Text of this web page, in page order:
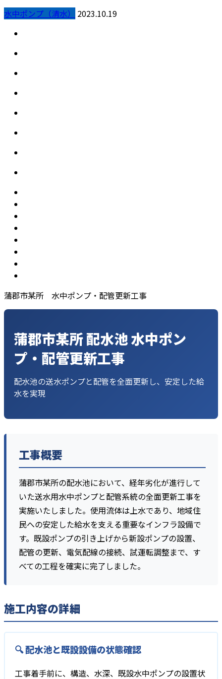
水中ポンプ（清水）
2023.10.19
蒲郡市某所 水中ポンプ・配管更新工事
蒲郡市某所 配水池 水中ポン
プ・配管更新工事
配水池の送水ポンプと配管を全面更新し、安定した給
水を実現
工事概要
蒲郡市某所の配水池において、経年劣化が進行して
いた送水用水中ポンプと配管系統の全面更新工事を
実施いたしました。使用流体は上水であり、地域住
民への安定した給水を支える重要なインフラ設備で
す。既設ポンプの引き上げから新設ポンプの設置、
配管の更新、電気配線の接続、試運転調整まで、す
べての工程を確実に完了しました。
施工内容の詳細
🔍 配水池と既設設備の状態確認
工事着手前に、構造、水深、既設水中ポンプの設置状